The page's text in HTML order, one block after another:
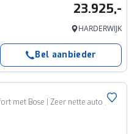
23.925,-
HARDERWIJK
Bel aanbieder
2.0 e-SkyActiv-G M Hybrid 122 Comfort met Bose | Zeer nette auto | Bose audio | Goed onderhouden | Navigatie | 18" Lichtmetalen velgen |